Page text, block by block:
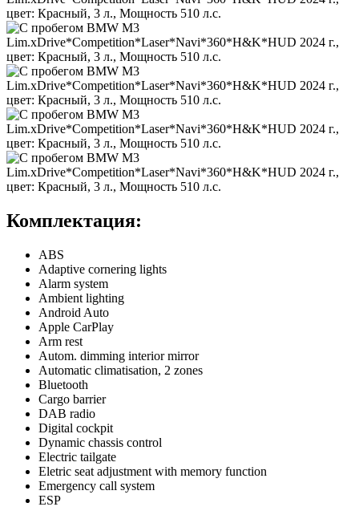
Комплектация:
ABS
Adaptive cornering lights
Alarm system
Ambient lighting
Android Auto
Apple CarPlay
Arm rest
Autom. dimming interior mirror
Automatic climatisation, 2 zones
Bluetooth
Cargo barrier
DAB radio
Digital cockpit
Dynamic chassis control
Electric tailgate
Eletric seat adjustment with memory function
Emergency call system
ESP